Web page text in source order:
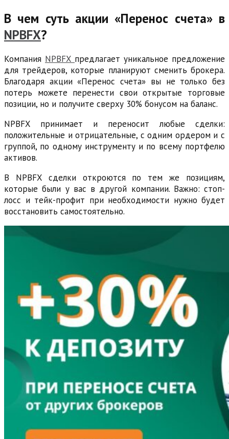
В чем суть акции «Перенос счета» в
NPBFX?
Компания NPBFX предлагает уникальное предложение
для трейдеров, которые планируют сменить брокера.
Благодаря акции «Перенос счета» вы не только без
потерь можете перенести свои открытые торговые
позиции, но и получите сверху 30% бонусом на баланс.
NPBFX принимает и переносит любые сделки:
положительные и отрицательные, с одним ордером и с
группой, по одному инструменту и по всему портфелю
активов.
В NPBFX сделки откроются по тем же позициям,
которые были у вас в другой компании. Важно: стоп-
лосс и тейк-профит при необходимости нужно будет
восстановить самостоятельно.